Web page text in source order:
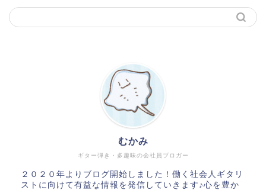
ギター弾き・多趣味の会社員ブロガー
むかみ
２０２０年よりブログ開始しました！働く社会人ギタリ
ストに向けて有益な情報を発信していきます♪心を豊か